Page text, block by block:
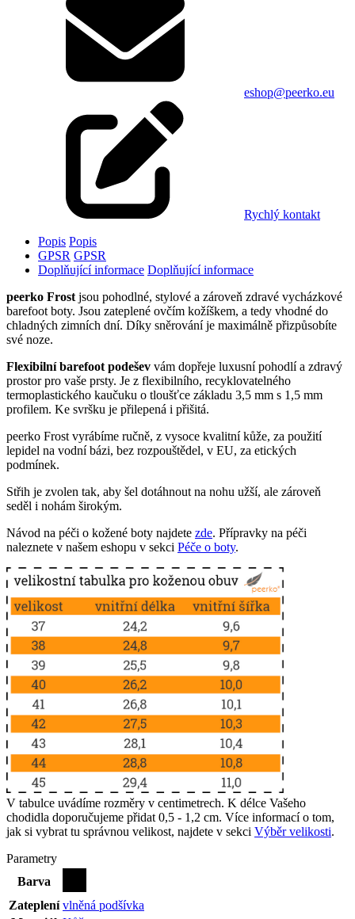
eshop@peerko.eu
Rychlý kontakt
Popis Popis
GPSR GPSR
Doplňující informace Doplňující informace
peerko Frost jsou pohodlné, stylové a zároveň zdravé vycházkové
barefoot boty. Jsou zateplené ovčím kožíškem, a tedy vhodné do
chladných zimních dní. Díky sněrování je maximálně přizpůsobíte
své noze.
Flexibilní barefoot podešev vám dopřeje luxusní pohodlí a zdravý
prostor pro vaše prsty. Je z flexibilního, recyklovatelného
termoplastického kaučuku o tloušťce základu 3,5 mm s 1,5 mm
profilem. Ke svršku je přilepená i přišitá.
peerko Frost vyrábíme ručně, z vysoce kvalitní kůže, za použití
lepidel na vodní bázi, bez rozpouštědel, v EU, za etických
podmínek.
Střih je zvolen tak, aby šel dotáhnout na nohu užší, ale zároveň
seděl i nohám širokým.
Návod na péči o kožené boty najdete zde. Přípravky na péči
naleznete v našem eshopu v sekci Péče o boty.
V tabulce uvádíme rozměry v centimetrech. K délce Vašeho
chodidla doporučujeme přidat 0,5 - 1,2 cm. Více informací o tom,
jak si vybrat tu správnou velikost, najdete v sekci Výběr velikosti.
Parametry
Barva
Zateplení vlněná podšívka